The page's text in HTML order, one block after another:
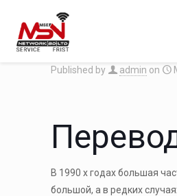
Published by admin on
В 1990 х годах большая
большой, а в редких